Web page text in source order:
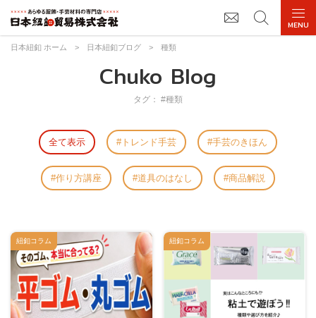
日本紐釦 ホーム > 日本紐釦ブログ > 種類
Chuko Blog
タグ： #種類
全て表示 トレンド手芸 手芸のきほん
作り方講座 道具のはなし 商品解説
紐釦コラム 紐釦コラム